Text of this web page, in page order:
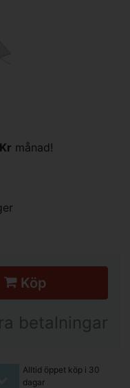
månad!
Köp
betalningar
Alltid öppet köp i 30
dagar